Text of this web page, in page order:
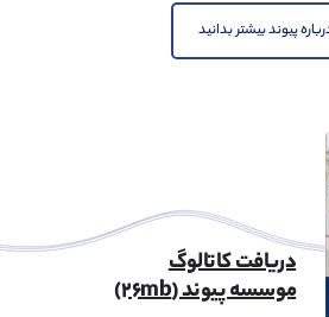
پیوند بیشتر بدانید
دریافت کاتالوگ
موسسه پیوند (۲۶mb)